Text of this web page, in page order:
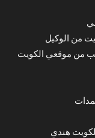
من الوكيل
من موقعي الكويت
هندي